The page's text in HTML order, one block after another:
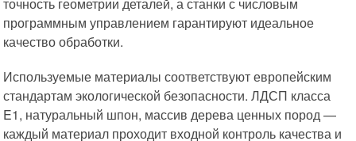
программным управлением гарантируют идеальное
качество обработки.
Используемые материалы соответствуют европейским
стандартам экологической безопасности. ЛДСП класса
E1, натуральный шпон, массив дерева ценных пород —
каждый материал проходит входной контроль качества и